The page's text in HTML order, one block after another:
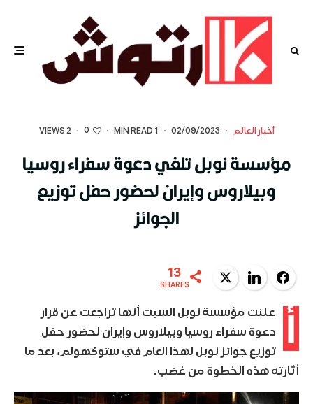
أخبار العالم ·
02/09/2023
·
1 MIN READ
·
0
·
2 VIEWS
مؤسسة نوبل تلغي دعوة سفراء روسيا
وبيلاروس وإيران لحضور حفل توزيع
الجوائز
Facebook
LinkedIn
Twitter
13
SHARES
أ
علنت مؤسسة نوبل السبت أنها تراجعت عن قرار
دعوة سفراء روسيا وبيلاروس وإيران لحضور حفل
توزيع جوائز نوبل لهذا العام في ستوكهولم، بعد ما
أثارته هذه الخطوة من غضب.